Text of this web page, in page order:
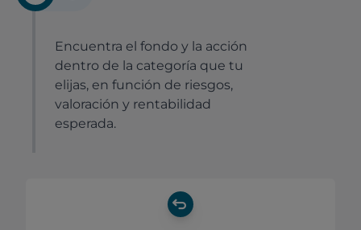
Encuentra el fondo y la acción
dentro de la categoría que tu
elijas, en función de riesgos,
valoración y rentabilidad
esperada.